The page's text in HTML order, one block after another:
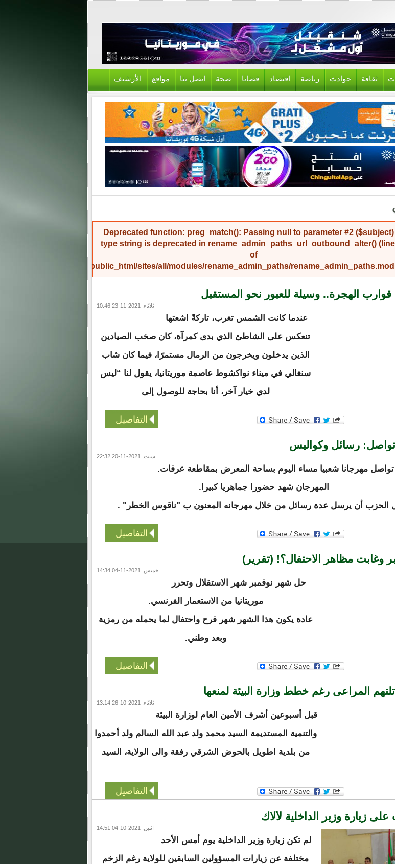
ثقافة حوادث رياضة اقتصاد قضايا صحة اتصل بنا مواقع الأرشيف
الخطأ Deprecated function: preg_match(): Passing null to parameter #2
type string is deprecated in rename_admin_paths_url_outbound_alter() (line
of
/home/amicinf1/public_html/sites/all/modules/rename_admin_paths/
قوارب الهجرة.. وسيلة للعبور نحو المستقبل
ثلاثاء, 2021-11-23 10:46
عندما كانت الشمس تغرب، تاركةً اشعتها
تنعكس على الشاطئ الذي بدى كمرآة، كان صخب الصيادين
الذين يدخلون ويخرجون من الرمال مستمرًا، فيما كان شاب
سنغالي في ميناء نواكشوط عاصمة موريتانيا، يقول لنا “ليس
لدي خيار آخر، أنا بحاجة للوصول إلى
التفاصيل
رسائل وكواليس
سبت, 2021-11-20 22:32
مهرجانا شعبيا مساء اليوم بساحة المعرض بمقاطعة عرفات.
المهرجان شهد حضورا جماهريا كبيرا.
الحزب أن يرسل عدة رسائل من خلال مهرجانه المعنون ب "ناقوس الخطر" .
التفاصيل
وغابت مظاهر الاحتفال؟! (تقرير)
خميس, 2021-11-04 14:34
حل شهر نوفمبر شهر الاستقلال وتحرر
موريتانيا من الاستعمار الفرنسي.
عادة يكون هذا الشهر شهر فرح واحتفال لما يحمله من رمزية
وبعد وطني.
التفاصيل
المراعى رغم خطط وزارة البيئة لمنعها
ثلاثاء, 2021-10-26 13:14
قبل أسبوعين أشرف الأمين العام لوزارة البيئة
والتنمية المستديمة السيد محمد ولد عبد الله السالم ولد أحمدوا
من بلدية اطويل بالحوض الشرقي رفقة والى الولاية، السيد
التفاصيل
زيارة وزير الداخلية لألاك
اثنين, 2021-10-04 14:51
لم تكن زيارة وزير الداخلية يوم أمس الأحد
مختلفة عن زيارات المسؤولين السابقين للولاية رغم الزخم